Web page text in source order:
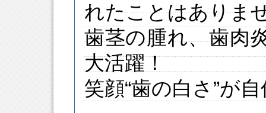
れたことはありま
歯茎の腫れ、歯肉
大活躍！
笑顔“歯の白さ”が